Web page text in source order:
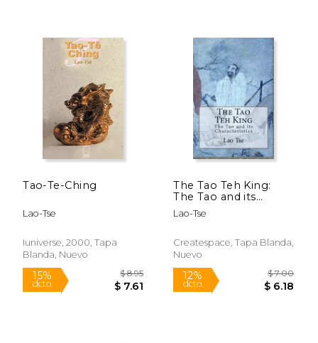
dcto.
12%
dcto.
Tao-Te-Ching
Lao-Tse
Iuniverse, 2000, Tapa
Blanda, Nuevo
The Tao Teh King:
The Tao and its
Characteristics (en
Inglés)
Lao-Tse
Createspace, Tapa Blanda,
Nuevo